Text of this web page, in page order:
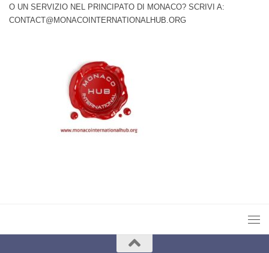
O UN SERVIZIO NEL PRINCIPATO DI MONACO? SCRIVI A:
CONTACT@MONACOINTERNATIONALHUB.ORG